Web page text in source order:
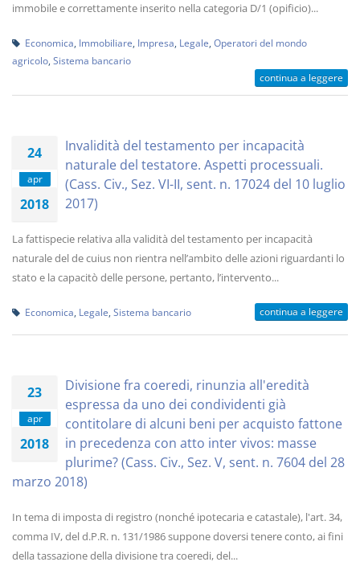
immobile e correttamente inserito nella categoria D/1 (opificio)...
Economica Immobiliare Impresa Legale Operatori del mondo
agricolo Sistema bancario
continua a leggere
24
apr
2018
Invalidità del testamento per incapacità
naturale del testatore. Aspetti processuali.
(Cass. Civ., Sez. VI-II, sent. n. 17024 del 10 luglio
2017)
La fattispecie relativa alla validità del testamento per incapacità
naturale del de cuius non rientra nell’ambito delle azioni riguardanti lo
stato e la capacitò delle persone, pertanto, l’intervento...
Economica Legale Sistema bancario continua a leggere
23
apr
2018
Divisione fra coeredi, rinunzia all'eredità
espressa da uno dei condividenti già
contitolare di alcuni beni per acquisto fattone
in precedenza con atto inter vivos: masse
plurime? (Cass. Civ., Sez. V, sent. n. 7604 del 28
marzo 2018)
In tema di imposta di registro (nonché ipotecaria e catastale), l'art. 34,
comma IV, del d.P.R. n. 131/1986 suppone doversi tenere conto, ai fini
della tassazione della divisione tra coeredi, del...